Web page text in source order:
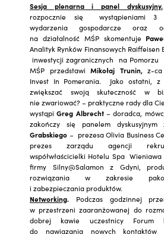
Sesja plenarna i panel dyskusyjny.
rozpocznie się wystąpieniami 3
wydarzenia gospodarcze oraz
na działalność MŚP skomentuje
Analityk Rynków Finansowych Raiffeisen
inwestycji zagranicznych na Pomorzu
MŚP przedstawi Mikołaj Trunin,z-ca
Invest In Pomerania. Jako ostatni, z
zwiększać swoją skuteczność w
nie zwariować? – praktyczne rady dla
wystąpiGreg Albrecht– doradca,
zakończy się panelem dyskusyjnym
Grabskiego – prezesa Olivia Business
prezes zarządu agencji
współwłaścicielki Hotelu Spa Wieniawa
firmy Silny@Salamon z Gdyni,
rozwiązania w zakresie
i zabezpieczania produktów.
Networking. Podczas godzinnej
w przestrzeni zaaranżowanej do
dobrej kawie uczestnicy Forum
do nawiązania nowych